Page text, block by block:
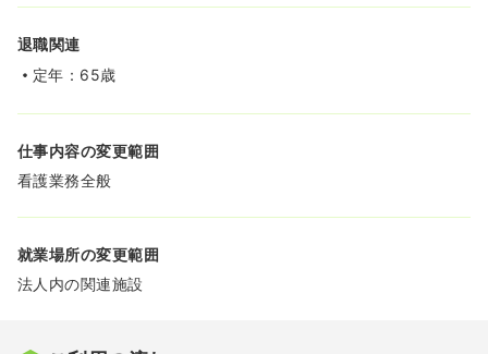
退職関連
定年：65歳
仕事内容の変更範囲
看護業務全般
就業場所の変更範囲
法人内の関連施設